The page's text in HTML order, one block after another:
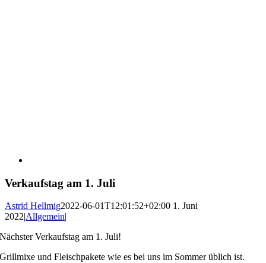
Verkaufstag am 1. Juli
Astrid Hellmig2022-06-01T12:01:52+02:00 1. Juni
2022|Allgemein|
Nächster Verkaufstag am 1. Juli!
Grillmixe und Fleischpakete wie es bei uns im Sommer üblich ist.